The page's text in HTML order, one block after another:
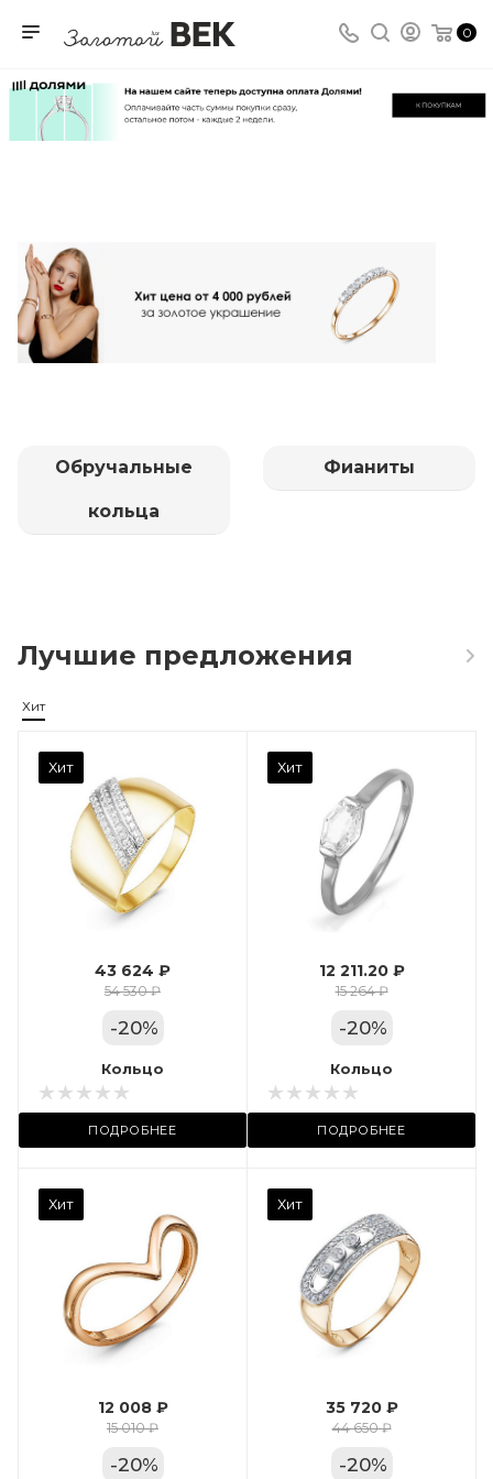
0
Обручальные
кольца
Фианиты
Лучшие предложения
Хит
Хит
43 624 ₽
54 530 ₽
-20%
Кольцо
ПОДРОБНЕЕ
Хит
Вес драгметалла
Марка (бренд)
Дельта
Фианит
Цвет золота
КРАС
Местоположение:
ТРЦ «Арена»
12 211.20 ₽
15 264 ₽
-20%
Кольцо
ПОДРОБНЕЕ
Хит
12 008 ₽
15 010 ₽
-20%
Хит
Вес драгметалла
Марка (бренд)
Дельта
Фианит
Цвет золота
КРАС
35 720 ₽
44 650 ₽
-20%